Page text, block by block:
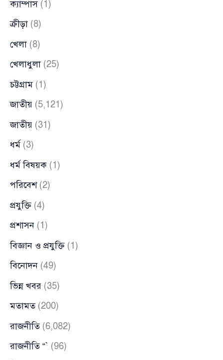
ক্যাম্পাস(1)
ক্রীড়া (8)
খেলা (8)
খেলাধুলা (25)
চট্টগ্রাম (1)
জাতীয় (5,121)
জাতীয় (31)
ধর্ম (3)
ধর্ম বিষয়ক (1)
পরিবেশ(2)
প্রযুক্তি (4)
প্রশাসন (1)
বিজ্ঞান ও প্রযুক্তি (1)
বিনোদন (49)
ভিন্ন খবর (35)
মতামত(200)
রাজনীতি(6,082)
রাজনীতি “` (96)